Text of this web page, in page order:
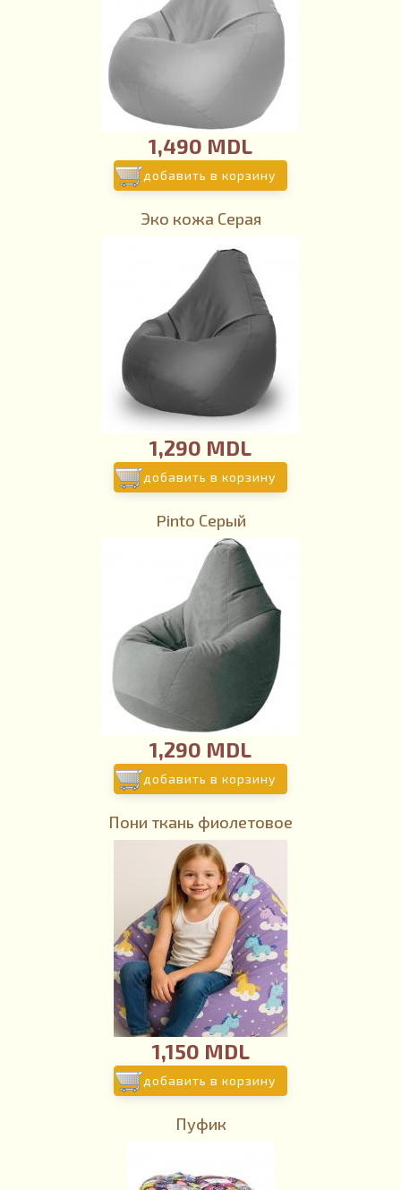
1,490 MDL
добавить в корзину
Эко кожа Серая
1,290 MDL
добавить в корзину
Pinto Серый
1,290 MDL
добавить в корзину
Пони ткань фиолетовое
1,150 MDL
добавить в корзину
Пуфик